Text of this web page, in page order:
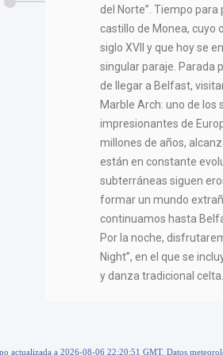
del Norte”. Tiempo
castillo de Monea, cuyo
siglo XVII y que hoy se
singular paraje. Parada
de llegar a Belfast,
Marble Arch: uno de
impresionantes de
millones de años,
están en constante
subterráneas siguen
formar un mundo
continuamos hasta
Por la noche,
Night”, en el que se
y danza tradicional
actualizada a 2026-08-06 22:20:51 GMT. Datos